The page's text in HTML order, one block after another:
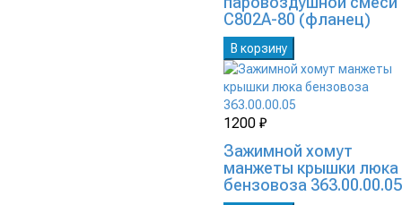
C802A-80 (фланец)
В корзину
1200 ₽
Зажимной хомут
манжеты крышки люка
бензовоза 363.00.00.05